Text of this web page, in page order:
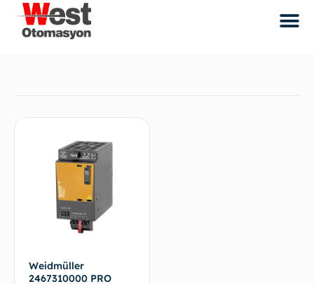
Weidmüller
2467310000 PRO